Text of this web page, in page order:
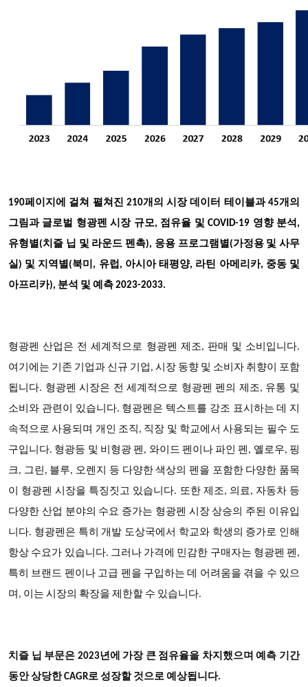
190페이지에 걸쳐 펼쳐진 210개의 시장 데이터 테이블과 45개의
그림과 글로벌 형광펜 시장 규모, 점유율 및 COVID-19 영향 분석,
유형별(치즐 닙 및 라운드 펜촉), 응용 프로그램별(가정용 및 사무
실) 및 지역별(북미, 유럽, 아시아 태평양, 라틴 아메리카, 중동 및
아프리카), 분석 및 예측 2023-2033.
형광펜 산업은 전 세계적으로 형광펜 제조, 판매 및 소비입니다.
여기에는 기존 기업과 신규 기업, 시장 동향 및 소비자 취향이 포함
됩니다. 형광펜 시장은 전 세계적으로 형광펜 펜의 제조, 유통 및
소비와 관련이 있습니다. 형광펜은 텍스트를 강조 표시하는 데 지
속적으로 사용되며 개인 조직, 직장 및 학교에서 사용되는 필수 도
구입니다. 형광등 및 비형광 펜, 와이드 펜이나 파인 펜, 옐로우, 핑
크, 그린, 블루, 오렌지 등 다양한 색상의 펜을 포함한 다양한 품목
이 형광펜 시장을 특징짓고 있습니다. 또한 제조, 의료, 자동차 등
다양한 산업 분야의 수요 증가는 형광펜 시장 상승의 주된 이유입
니다. 형광펜은 특히 개발 도상국에서 학교와 학생의 증가로 인해
항상 수요가 있습니다. 그러나 가격에 민감한 구매자는 형광펜 펜,
특히 브랜드 펜이나 고급 펜을 구입하는 데 어려움을 겪을 수 있으
며, 이는 시장의 확장을 제한할 수 있습니다.
치즐 닙 부문은 2023년에 가장 큰 점유율을 차지했으며 예측 기간
동안 상당한 CAGR로 성장할 것으로 예상됩니다.